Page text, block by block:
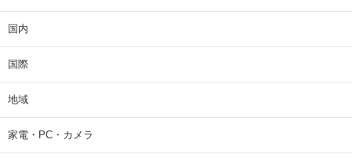
国内
国際
地域
家電・PC・カメラ